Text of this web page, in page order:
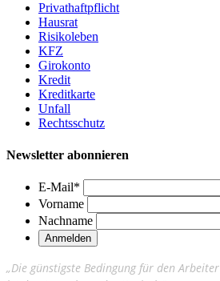
Privathaftpflicht
Hausrat
Risikoleben
KFZ
Girokonto
Kredit
Kreditkarte
Unfall
Rechtsschutz
Newsletter abonnieren
E-Mail*
Vorname
Nachname
„Die günstigste Bedingung für den Arbeiter